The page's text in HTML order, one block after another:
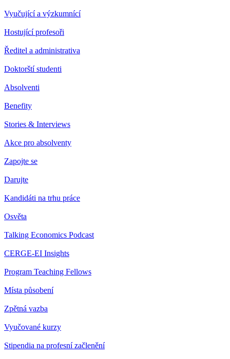
Vyučující a výzkumnící
Hostující profesoři
Ředitel a administrativa
Doktorští studenti
Absolventi
Benefity
Stories & Interviews
Akce pro absolventy
Zapojte se
Darujte
Kandidáti na trhu práce
Osvěta
Talking Economics Podcast
CERGE-EI Insights
Program Teaching Fellows
Místa působení
Zpětná vazba
Vyučované kurzy
Stipendia na profesní začlenění